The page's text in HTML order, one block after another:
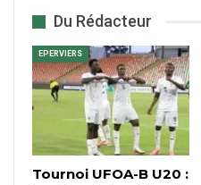
Du Rédacteur
EPERVIERS
Tournoi UFOA-B U20 :